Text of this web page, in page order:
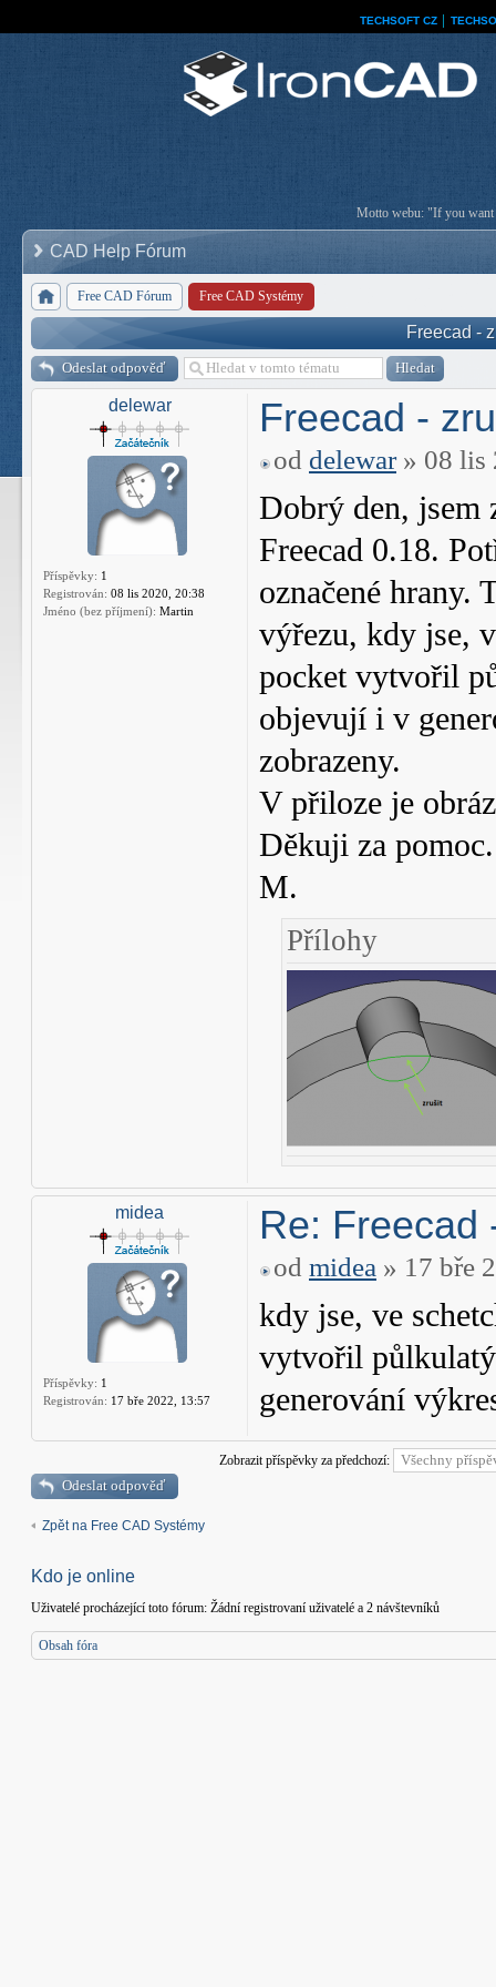
TECHSOFT CZ
Motto webu: "If you want
CAD Help Fórum
Free CAD Fórum Free CAD Systémy
Freecad -
Odeslat odpověď
delewar
Příspěvky: 1
Registrován: 08 lis 2020, 20:38
Jméno (bez příjmení): Martin
Freecad -
od delewar» 08 lis
Dobrý den, jsem
Freecad 0.18.
označené hrany.
výřezu, kdy jse,
pocket vytvořil
objevují i v
zobrazeny.
V přiloze je
Děkuji za pomoc.
M.
Přílohy
midea
Příspěvky: 1
Registrován: 17 bře 2022, 13:57
Re: Freecad
od midea » 17 bře
kdy jse, ve
vytvořil
generování
Zobrazit příspěvky za předchozí:
Odeslat odpověď
Zpět na Free CAD Systémy
Kdo je online
Uživatelé procházející toto fórum: Žádní registrovaní uživatelé a 2 návštevníků
Obsah fóra